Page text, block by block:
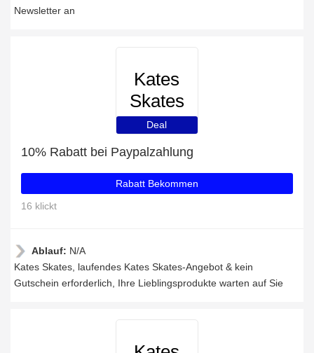
Newsletter an
Kates
Skates
Deal
10% Rabatt bei Paypalzahlung
Rabatt Bekommen
16 klickt
Ablauf: N/A
Kates Skates, laufendes Kates Skates-Angebot & kein
Gutschein erforderlich, Ihre Lieblingsprodukte warten auf Sie